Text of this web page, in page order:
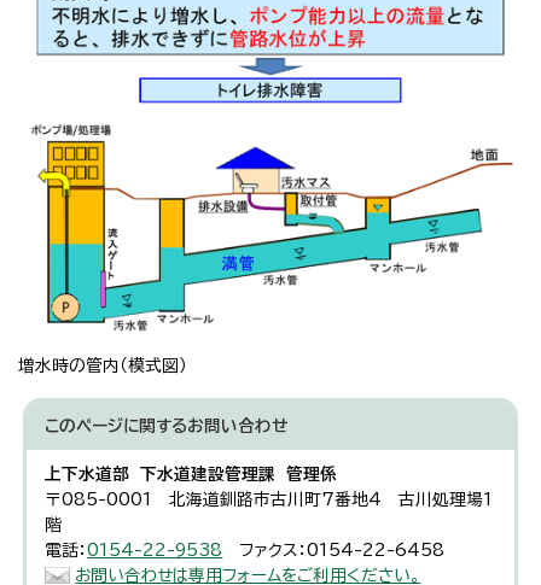
増水時の管内（模式図）
このページに関するお問い合わせ
上下水道部 下水道建設管理課 管理係
〒085-0001 北海道釧路市古川町7番地4 古川処理場1
階
電話：0154-22-9538
ファクス：0154-22-6458
お問い合わせは専用フォームをご利用ください。